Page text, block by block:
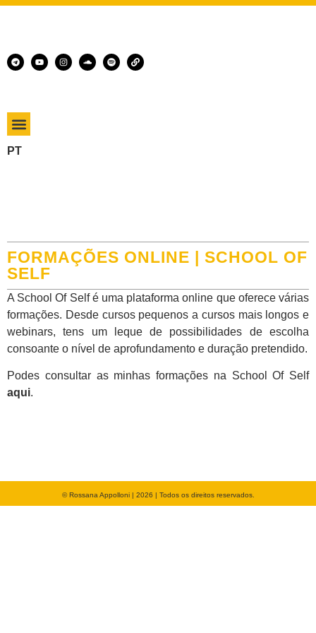
PT
FORMAÇÕES ONLINE | SCHOOL OF
SELF
A School Of Self é uma plataforma online que oferece várias
formações. Desde cursos pequenos a cursos mais longos e
webinars, tens um leque de possibilidades de escolha
consoante o nível de aprofundamento e duração pretendido.
Podes consultar as minhas formações na School Of Self
aqui.
© Rossana Appolloni | 2026 | Todos os direitos reservados.